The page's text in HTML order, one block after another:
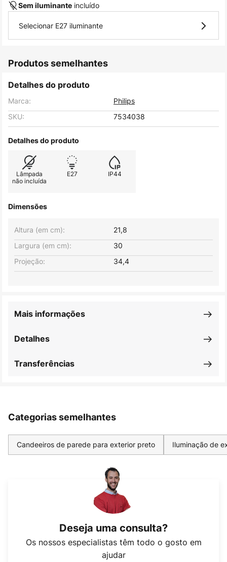
Sem iluminante incluído
Selecionar E27 iluminante
Produtos semelhantes
Detalhes do produto
Marca:
Philips
SKU:
7534038
Detalhes do produto
Lâmpada
não incluída
E27 IP44
Dimensões
Largura (em cm): 30
Altura (em cm): 21,8
Projeção: 34,4
Detalhes
Mais informações
Transferências
Categorias semelhantes
Candeeiros de parede para exterior preto Iluminação de
Deseja uma consulta?
Os nossos especialistas têm todo o gosto em
ajudar